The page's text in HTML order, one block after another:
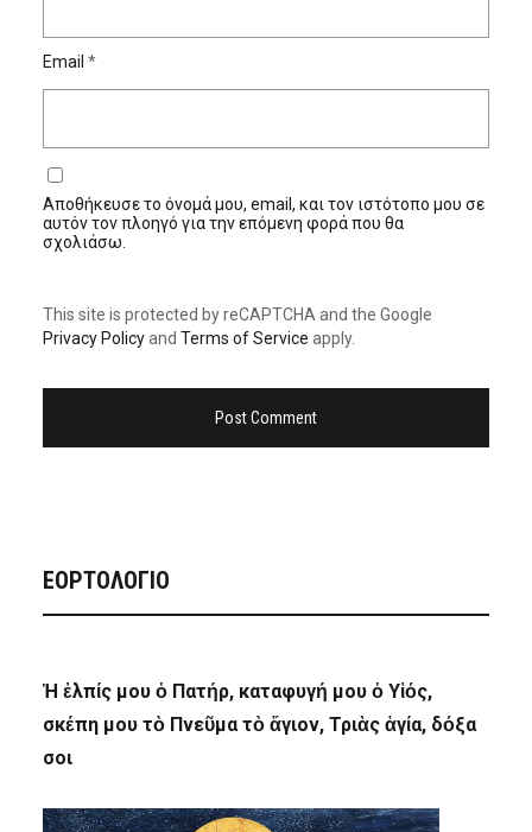
Email *
Αποθήκευσε το όνομά μου, email, και τον ιστότοπο μου σε
αυτόν τον πλοηγό για την επόμενη φορά που θα
σχολιάσω.
This site is protected by reCAPTCHA and the Google
Privacy Policyand Terms of Service apply.
ΕΟΡΤΟΛΟΓΙΟ
Ἡ ἐλπίς μου ὁ Πατήρ, καταφυγή μου ὁ Υἱός,
σκέπη μου τὸ Πνεῦμα τὸ ἅγιον, Τριὰς ἁγία, δόξα
σοι